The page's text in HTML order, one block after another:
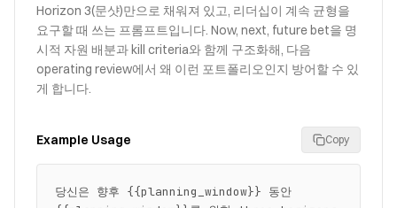
Horizon 3(문샷)만으로 채워져 있고, 리더십이 계속 균형을
요구할 때 쓰는 프롬프트입니다. Now, next, future bet을 명
시적 자원 배분과 kill criteria와 함께 구조화해, 다음
operating review에서 왜 이런 포트폴리오인지 방어할 수 있
게 합니다.
Example Usage Copy
당신은 향후 {{planning_window}} 동안